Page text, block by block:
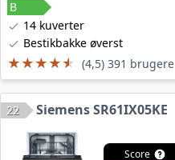
14 kuverter
Bestikbakke øverst
★★★★★
★★★★★ (4,5) 391 brugere
22 Siemens SR61IX05KE
Score